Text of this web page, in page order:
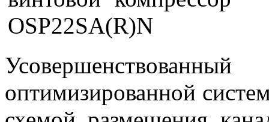
оптимизированной